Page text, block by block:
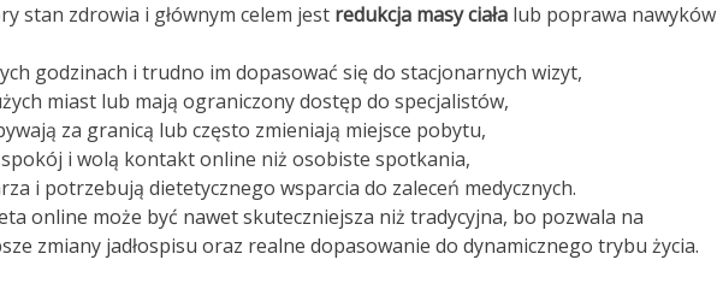
stan zdrowia i głównym celem jest redukcja masy ciałalub poprawa nawyków
godzinach i trudno im dopasować się do stacjonarnych wizyt,
miast lub mają ograniczony dostęp do specjalistów,
za granicą lub często zmieniają miejsce pobytu,
i wolą kontakt online niż osobiste spotkania,
i potrzebują dietetycznego wsparcia do zaleceń medycznych.
online może być nawet skuteczniejsza niż tradycyjna, bo pozwala na
zmiany jadłospisu oraz realne dopasowanie do dynamicznego trybu życia.